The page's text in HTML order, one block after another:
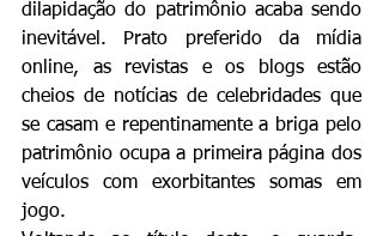
dilapidação do patrimônio acaba sendo
inevitável. Prato preferido da mídia
online, as revistas e os blogs estão
cheios de notícias de celebridades que
se casam e repentinamente a briga pelo
patrimônio ocupa a primeira página dos
veículos com exorbitantes somas em
jogo.